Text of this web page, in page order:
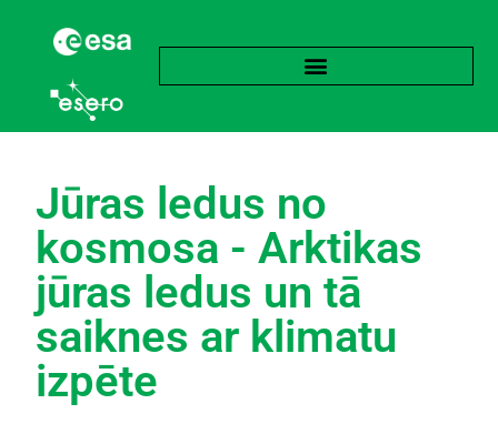
Jūras ledus no
kosmosa - Arktikas
jūras ledus un tā
saiknes ar klimatu
izpēte